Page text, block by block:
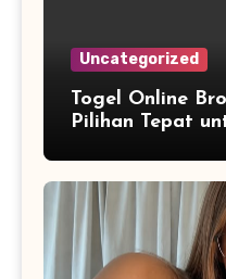
Uncategorized
Togel Online
Pilihan Tepat